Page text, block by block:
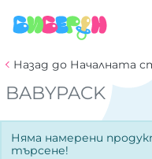
Назад до Началната
BABYPACK
Няма намерени
търсене!